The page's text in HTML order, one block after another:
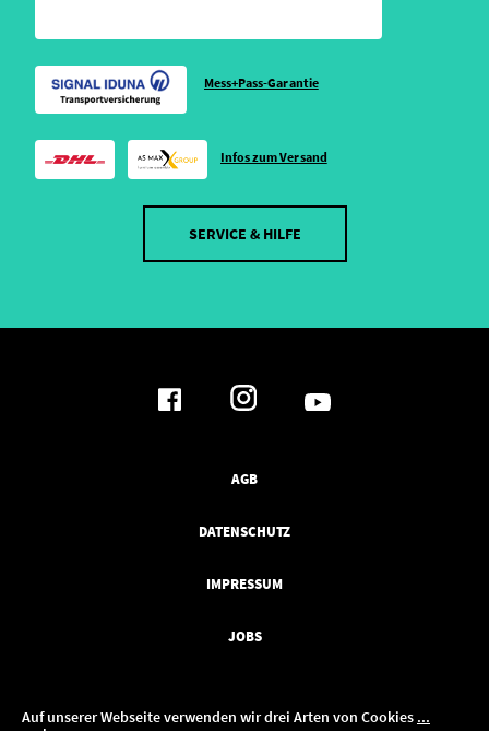
Auf unserer Webseite verwenden wir drei Arten von Cookies ...
Mess+Pass-Garantie
Infos zum Versand
SERVICE & HILFE
AGB
DATENSCHUTZ
IMPRESSUM
JOBS